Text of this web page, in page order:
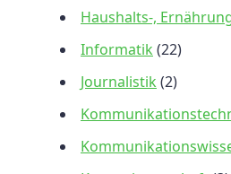
Haushalts-,
Informatik (22)
Journalistik (2)